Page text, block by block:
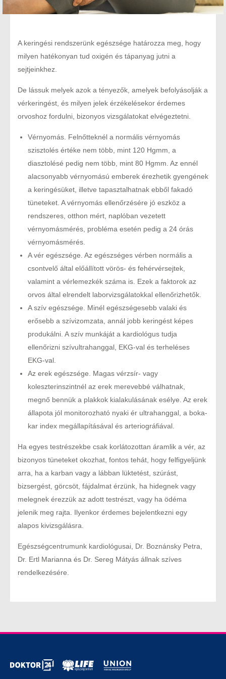
A keringési rendszerünk egészsége határozza meg, hogy
milyen hatékonyan tud oxigén és tápanyag jutni a
sejtjeinkhez.
De lássuk melyek azok a tényezők, amelyek befolyásolják a
vérkeringést, és milyen jelek érzékelésekor érdemes
orvoshoz fordulni, bizonyos vizsgálatokat elvégeztetni.
Vérnyomás. Felnőtteknél a normális vérnyomás
szisztolés értéke nem több, mint 120 Hgmm, a
diasztolésé pedig nem több, mint 80 Hgmm. Az ennél
alacsonyabb vérnyomású emberek érezhetik gyengének
a keringésüket, illetve tapasztalhatnak ebből fakadó
tüneteket. A vérnyomás ellenőrzésére jó eszköz a
rendszeres, otthon mért, naplóban vezetett
vérnyomásmérés, probléma esetén pedig a 24 órás
vérnyomásmérés.
A vér egészsége. Az egészséges vérben normális a
csontvelő által előállított vörös- és fehérvérsejtek,
valamint a vérlemezkék száma is. Ezek a faktorok az
orvos által elrendelt laborvizsgálatokkal ellenőrizhetők.
A szív egészsége. Minél egészségesebb valaki és
erősebb a szívizomzata, annál jobb keringést képes
produkálni. A szív munkáját a kardiológus tudja
ellenőrizni szívultrahanggal, EKG-val és terheléses
EKG-val.
Az erek egészsége. Magas vérzsír- vagy
koleszterinszintnél az erek merevebbé válhatnak,
megnő bennük a plakkok kialakulásának esélye. Az erek
állapota jól monitorozható nyaki ér ultrahanggal, a boka-
kar index megállapításával és arteriográfiával.
Ha egyes testrészekbe csak korlátozottan áramlik a vér, az
bizonyos tüneteket okozhat, fontos tehát, hogy felfigyeljünk
arra, ha a karban vagy a lábban lüktetést, szúrást,
bizsergést, görcsöt, fájdalmat érzünk, ha hidegnek vagy
melegnek érezzük az adott testrészt, vagy ha ödéma
jelenik meg rajta. Ilyenkor érdemes bejelentkezni egy
alapos kivizsgálásra.
Egészségcentrumunk kardiológusai, Dr. Boznánsky Petra,
Dr. Ertl Marianna és Dr. Sereg Mátyás állnak szíves
rendelkezésére.